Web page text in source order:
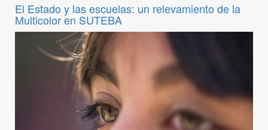
El Estado y las escuelas: un relevamiento de la
Multicolor en SUTEBA